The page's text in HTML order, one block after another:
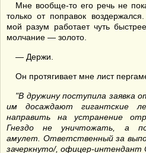
Мне вообще-то его речь не
только от поправок
мой разум работает чуть
молчание — золото.
— Держи.
Он протягивает мне лист
"В дружину поступила заявка
им досаждают гигантские
направить на устранение
Гнездо не уничтожать, а
амулет. Ответственный за
зачеркнуто/, офицер-интендант